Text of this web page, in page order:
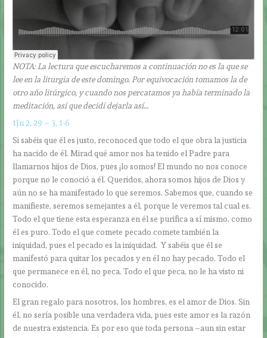
NOTA: La lectura que escucharemos a continuación no es la que se
lee en la liturgia de este domingo. Por equivocación tomamos la de
otro año litúrgico, y cuando nos percatamos ya había terminado la
meditación, así que decidí dejarla así…
1Jn 2, 29 – 3, 1-6
Si sabéis que él es justo, reconoced que todo el que obra la justicia
ha nacido de él. Mirad qué amor nos ha tenido el Padre para
llamarnos hijos de Dios, pues ¡lo somos! El mundo no nos conoce
porque no le conoció a él. Queridos, ahora somos hijos de Dios y
aún no se ha manifestado lo que seremos. Sabemos que, cuando se
manifieste, seremos semejantes a él, porque le veremos tal cual es.
Todo el que tiene esta esperanza en él se purifica a sí mismo, como
él es puro. Todo el que comete pecado comete también la
iniquidad, pues el pecado es la iniquidad. Y sabéis que él se
manifestó para quitar los pecados y en él no hay pecado. Todo el
que permanece en él, no peca. Todo el que peca, no le ha visto ni
conocido.
El gran regalo para nosotros, los hombres, es el amor de Dios. Sin
él, no sería posible una verdadera vida, pues este amor es la razón
de nuestra existencia. Es por eso que toda persona –aun sin estar